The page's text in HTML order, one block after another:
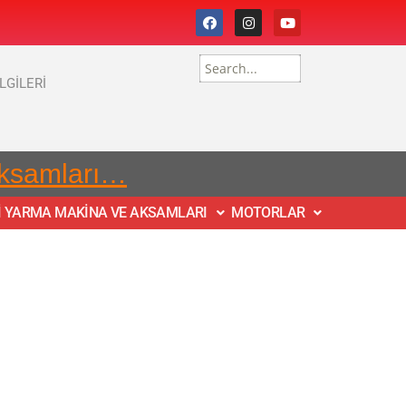
YARMA MAKİNA VE AKSAMLARI MOTORLAR